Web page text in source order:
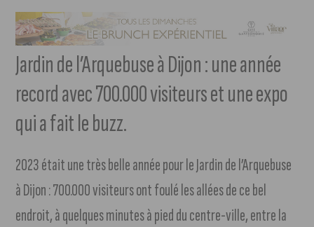
Jardin de l’Arquebuse à Dijon : une année
record avec 700.000 visiteurs et une expo
qui a fait le buzz.
2023 était une très belle année pour le Jardin de l’Arquebuse
à Dijon : 700.000 visiteurs ont foulé les allées de ce bel
endroit, à quelques minutes à pied du centre-ville, entre la